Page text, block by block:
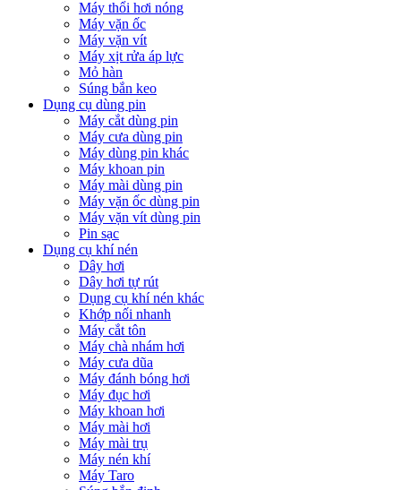
Máy thổi hơi nóng
Máy vặn ốc
Máy vặn vít
Máy xịt rửa áp lực
Mỏ hàn
Súng bắn keo
Dụng cụ dùng pin
Máy cắt dùng pin
Máy cưa dùng pin
Máy dùng pin khác
Máy khoan pin
Máy mài dùng pin
Máy vặn ốc dùng pin
Máy vặn vít dùng pin
Pin sạc
Dụng cụ khí nén
Dây hơi
Dây hơi tự rút
Dụng cụ khí nén khác
Khớp nối nhanh
Máy cắt tôn
Máy chà nhám hơi
Máy cưa dũa
Máy đánh bóng hơi
Máy đục hơi
Máy khoan hơi
Máy mài hơi
Máy mài trụ
Máy nén khí
Máy Taro